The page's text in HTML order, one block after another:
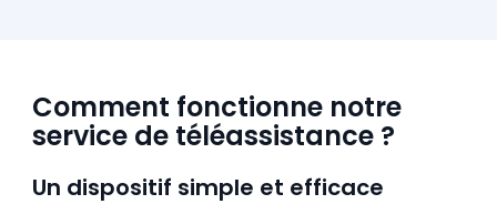
Comment fonctionne notre
service de téléassistance ?
Un dispositif simple et efficace